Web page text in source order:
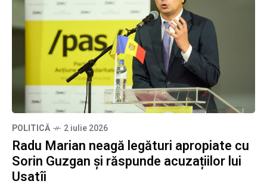
POLITICĂ 2 iulie 2026
Radu Marian neagă legături apropiate cu
Sorin Guzgan și răspunde acuzațiilor lui
Usatîi